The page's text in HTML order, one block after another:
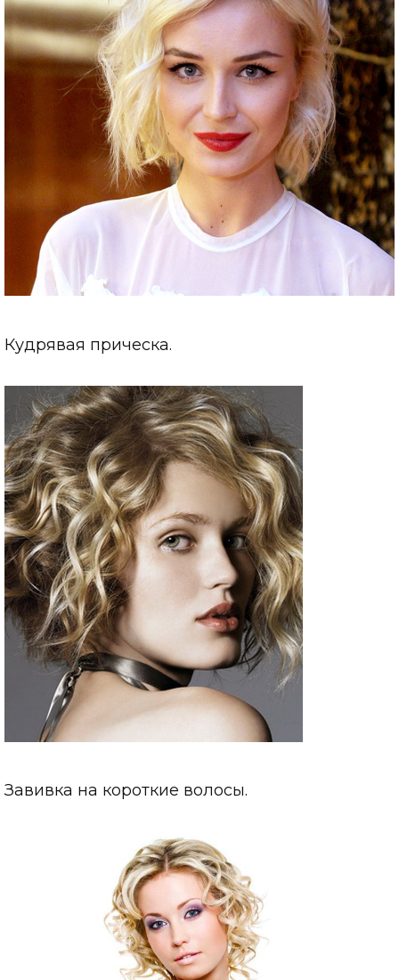
Кудрявая прическа.
Завивка на короткие волосы.